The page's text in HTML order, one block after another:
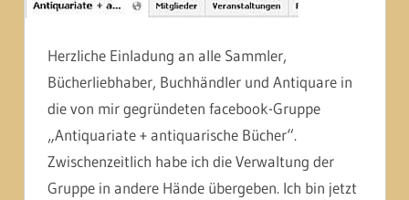
Herzliche Einladung an alle Sammler,
Bücherliebhaber, Buchhändler und Antiquare in
die von mir gegründeten facebook-Gruppe
„Antiquariate + antiquarische Bücher“.
Zwischenzeitlich habe ich die Verwaltung der
Gruppe in andere Hände übergeben. Ich bin jetzt